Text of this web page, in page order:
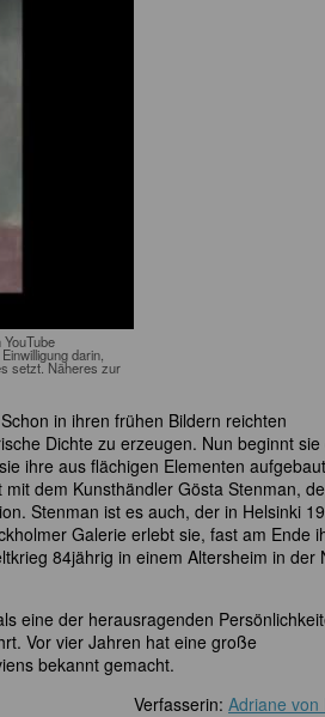
darin,
setzt. Näheres zur
in ihren frühen Bildern reichten
Dichte zu erzeugen. Nun beginnt sie
ihre aus flächigen Elementen
dem Kunsthändler Gösta Stenman,
Stenman ist es auch, der in Helsinki
Galerie erlebt sie, fast am Ende
84jährig in einem Altersheim in der
eine der herausragenden
Vor vier Jahren hat eine große
bekannt gemacht.
Verfasserin: Adriane von